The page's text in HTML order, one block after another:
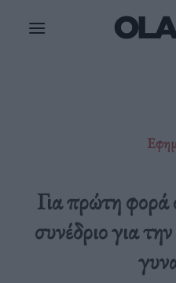
Για πρώτη
συνέδριο για